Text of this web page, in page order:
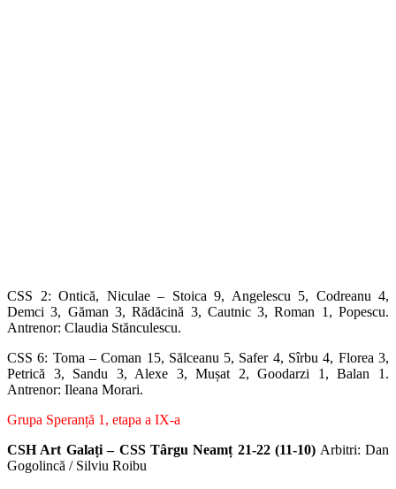
CSS 2: Ontică, Niculae – Stoica 9, Angelescu 5, Codreanu 4,
Demci 3, Găman 3, Rădăcină 3, Cautnic 3, Roman 1, Popescu.
Antrenor: Claudia Stănculescu.
CSS 6: Toma – Coman 15, Sălceanu 5, Safer 4, Sîrbu 4, Florea 3,
Petrică 3, Sandu 3, Alexe 3, Mușat 2, Goodarzi 1, Balan 1.
Antrenor: Ileana Morari.
Grupa Speranță 1, etapa a IX-a
CSH Art Galați – CSS Târgu Neamț 21-22 (11-10) Arbitri: Dan
Gogolincă / Silviu Roibu